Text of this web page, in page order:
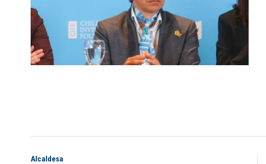
Alcaldesa